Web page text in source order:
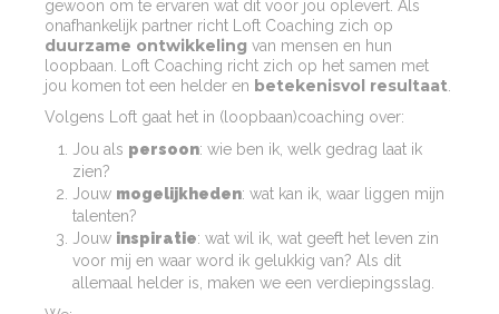
gewoon om te ervaren wat dit voor jou oplevert. Als
onafhankelijk partner richt Loft Coaching zich op
duurzame ontwikkeling van mensen en hun
loopbaan. Loft Coaching richt zich op het samen met
jou komen tot een helder en betekenisvol resultaat
Volgens Loft gaat het in (loopbaan)coaching over:
Jou als persoon: wie ben ik, welk gedrag laat ik
zien?
Jouw mogelijkheden: wat kan ik, waar liggen mijn
talenten?
Jouw inspiratie: wat wil ik, wat geeft het leven zin
voor mij en waar word ik gelukkig van? Als dit
allemaal helder is, maken we een verdiepingsslag.